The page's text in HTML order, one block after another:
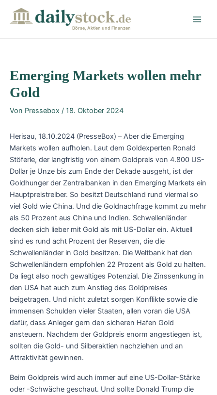
Börse, Aktien und Finanzen
Emerging Markets wollen mehr
Gold
Von Pressebox / 18. Oktober 2024
Herisau, 18.10.2024 (PresseBox) – Aber die Emerging
Markets wollen aufholen. Laut dem Goldexperten Ronald
Stöferle, der langfristig von einem Goldpreis von 4.800 US-
Dollar je Unze bis zum Ende der Dekade ausgeht, ist der
Goldhunger der Zentralbanken in den Emerging Markets ein
Hauptpreistreiber. So besitzt Deutschland rund viermal so
viel Gold wie China. Und die Goldnachfrage kommt zu mehr
als 50 Prozent aus China und Indien. Schwellenländer
decken sich lieber mit Gold als mit US-Dollar ein. Aktuell
sind es rund acht Prozent der Reserven, die die
Schwellenländer in Gold besitzen. Die Weltbank hat den
Schwellenländern empfohlen 22 Prozent als Gold zu halten.
Da liegt also noch gewaltiges Potenzial. Die Zinssenkung in
den USA hat auch zum Anstieg des Goldpreises
beigetragen. Und nicht zuletzt sorgen Konflikte sowie die
immensen Schulden vieler Staaten, allen voran die USA
dafür, dass Anleger gern den sicheren Hafen Gold
ansteuern. Nachdem der Goldpreis enorm angestiegen ist,
sollten die Gold- und Silberaktien nachziehen und an
Attraktivität gewinnen.
Beim Goldpreis wird auch immer auf eine US-Dollar-Stärke
oder -Schwäche geschaut. Und sollte Donald Trump die